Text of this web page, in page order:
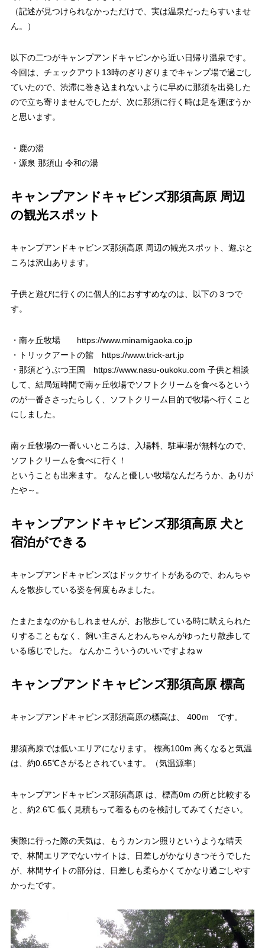
（記述が見つけられなかっただけで、実は温泉だったらすいませ
ん。）
以下の二つがキャンプアンドキャビンから近い日帰り温泉です。
今回は、チェックアウト13時のぎりぎりまでキャンプ場で過ごし
ていたので、渋滞に巻き込まれないように早めに那須を出発した
ので立ち寄りませんでしたが、次に那須に行く時は足を運ぼうか
と思います。
・鹿の湯
・源泉 那須山 令和の湯
キャンプアンドキャビンズ那須高原 周辺
の観光スポット
キャンプアンドキャビンズ那須高原 周辺の観光スポット、遊ぶと
ころは沢山あります。
子供と遊びに行くのに個人的におすすめなのは、以下の３つで
す。
・南ヶ丘牧場 https://www.minamigaoka.co.jp
・トリックアートの館 https://www.trick-art.jp
・那須どうぶつ王国 https://www.nasu-oukoku.com 子供と相談
して、結局短時間で南ヶ丘牧場でソフトクリームを食べるという
のが一番ささったらしく、ソフトクリーム目的で牧場へ行くこと
にしました。
南ヶ丘牧場の一番いいところは、入場料、駐車場が無料なので、
ソフトクリームを食べに行く！
ということも出来ます。 なんと優しい牧場なんだろうか、ありが
たや～。
キャンプアンドキャビンズ那須高原 犬と
宿泊ができる
キャンプアンドキャビンズはドックサイトがあるので、わんちゃ
んを散歩している姿を何度もみました。
たまたまなのかもしれませんが、お散歩している時に吠えられた
りすることもなく、飼い主さんとわんちゃんがゆったり散歩して
いる感じでした。 なんかこういうのいいですよねｗ
キャンプアンドキャビンズ那須高原 標高
キャンプアンドキャビンズ那須高原の標高は、 400ｍ です。
那須高原では低いエリアになります。 標高100m 高くなると気温
は、約0.65℃さがるとされています。（気温源率）
キャンプアンドキャビンズ那須高原 は、標高0m の所と比較する
と、約2.6℃ 低く見積もって着るものを検討してみてください。
実際に行った際の天気は、もうカンカン照りというような晴天
で、林間エリアでないサイトは、日差しがかなりきつそうでした
が、林間サイトの部分は、日差しも柔らかくてかなり過ごしやす
かったです。